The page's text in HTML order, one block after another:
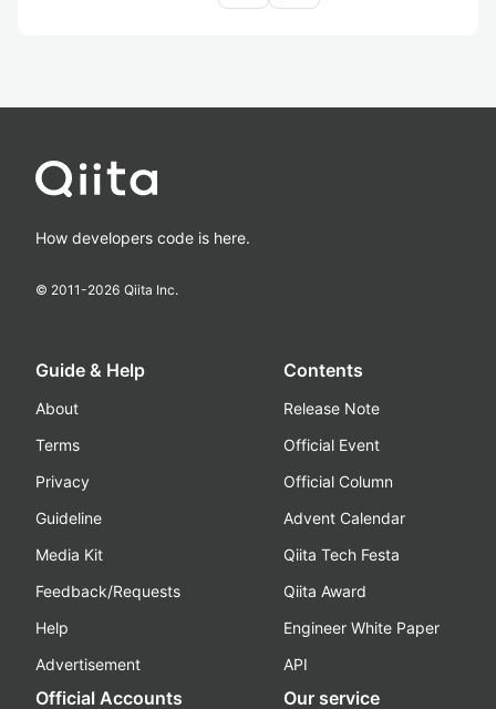
How developers code is here.
© 2011-2026 Qiita Inc.
Guide & Help
About
Terms
Privacy
Guideline
Media Kit
Feedback/Requests
Help
Advertisement
Contents
Release Note
Official Event
Official Column
Advent Calendar
Qiita Tech Festa
Qiita Award
Engineer White Paper
API
Official Accounts Our service